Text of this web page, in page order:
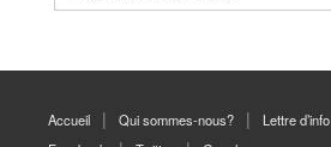
magazine
Accueil Qui sommes-nous? Lettre d’info